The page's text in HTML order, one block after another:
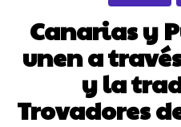
Canarias y
unen a
y la
Trovadores